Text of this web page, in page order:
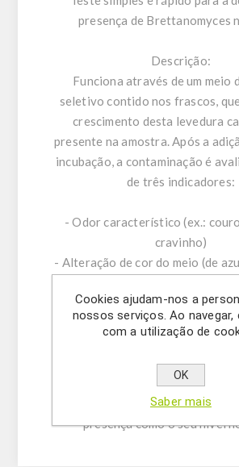
presença de Brettanomyces
Descrição:
Funciona através de um meio
seletivo contido nos frascos,
crescimento desta levedura
presente na amostra. Após a
incubação, a contaminação é
de três indicadores:
- Odor característico (ex.:
cravinho)
- Alteração de cor do meio (de
contaminação)
- Formação de colónias
No geral, o produto permite
rápida e visual da
Brettanomyces, ajudando a
presença como o seu nível
Cookies ajudam-nos a
nossos serviços. Ao navegar,
com a utilização de
OK
Saber mais